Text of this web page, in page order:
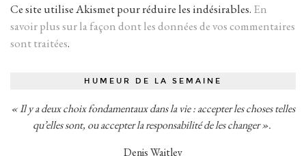
Ce site utilise Akismet pour réduire les indésirables. En
savoir plus sur la façon dont les données de vos commentaires
sont traitées.
HUMEUR DE LA SEMAINE
« Il y a deux choix fondamentaux dans la vie : accepter les choses telles
qu’elles sont, ou accepter la responsabilité de les changer ».
Denis Waitley